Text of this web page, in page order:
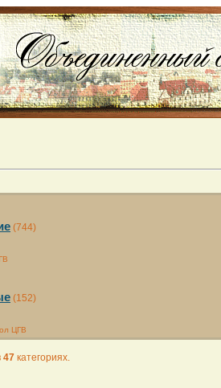
(744)
(152)
ЦГВ
47 категориях.